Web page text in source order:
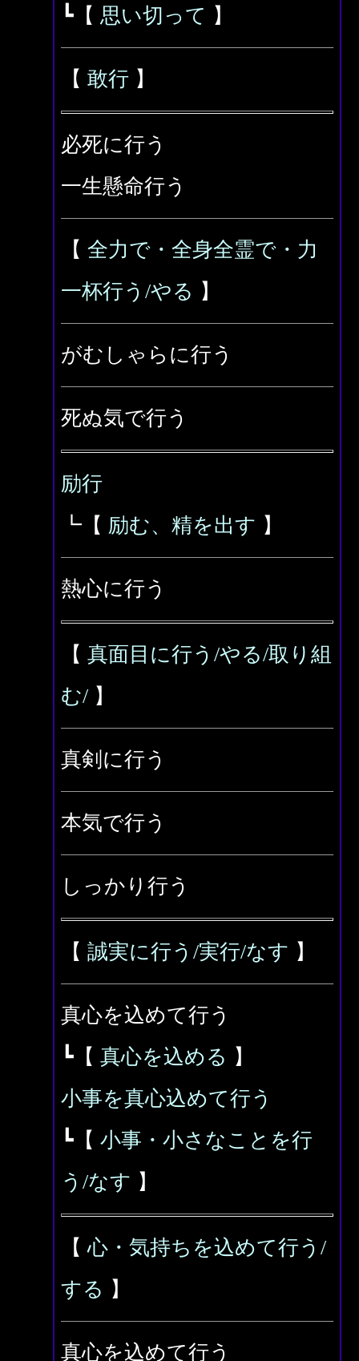
┗【 思い切って 】
【 敢行 】
必死に行う
一生懸命行う
【 全力で・全身全霊で・力
一杯行う/やる 】
がむしゃらに行う
死ぬ気で行う
励行
┗【 励む、精を出す 】
熱心に行う
【 真面目に行う/やる/取り組
む/ 】
真剣に行う
本気で行う
しっかり行う
【 誠実に行う/実行/なす 】
真心を込めて行う
┗【 真心を込める 】
小事を真心込めて行う
┗【 小事・小さなことを行
う/なす 】
【心・気持ちを込めて行う/
する 】
真心を込めて行う